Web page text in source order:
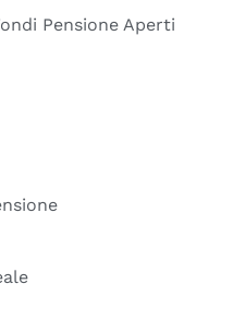
Pensione Aperti